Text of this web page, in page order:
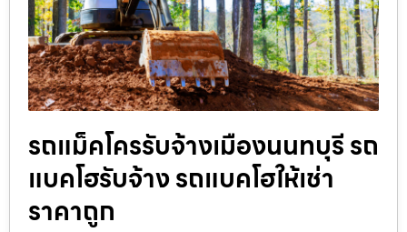
รถแม็คโครรับจ้างเมืองนนทบุรี รถ
แบคโฮรับจ้าง รถแบคโฮให้เช่า
ราคาถูก